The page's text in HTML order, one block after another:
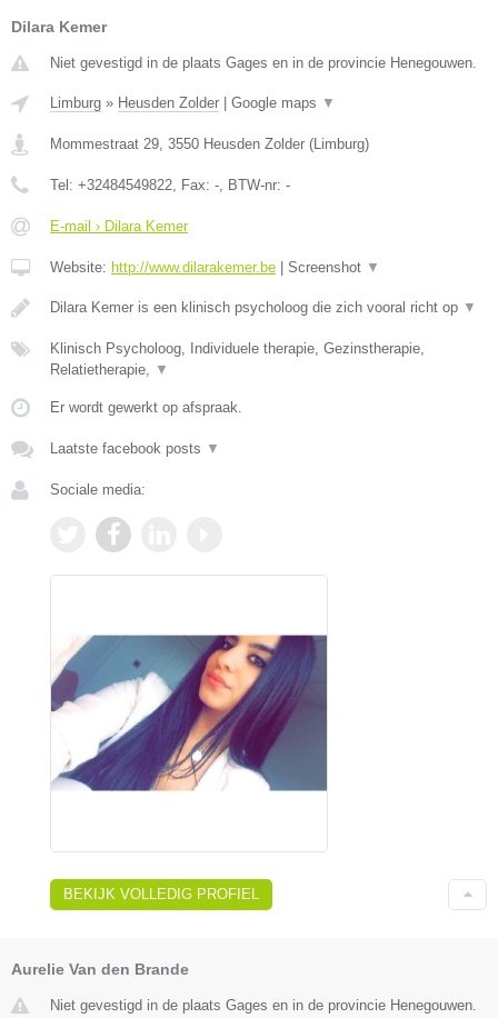
Dilara Kemer
Niet gevestigd in de plaats Gages en in de provincie Henegouwen.
Limburg » Heusden Zolder | Google maps ▼
Mommestraat 29 3550 Heusden Zolder (Limburg)
Tel: +32484549822 , Fax: - , BTW-nr: -
E-mail › Dilara Kemer
Website: http://www.dilarakemer.be | Screenshot ▼
Dilara Kemer is een klinisch psycholoog die zich vooral richt op ▼
Klinisch Psycholoog, Individuele therapie, Gezinstherapie,
Relatietherapie,
▼
Er wordt gewerkt op afspraak.
Laatste facebook posts ▼
Sociale media:
BEKIJK VOLLEDIG PROFIEL
Aurelie Van den Brande
Niet gevestigd in de plaats Gages en in de provincie Henegouwen.